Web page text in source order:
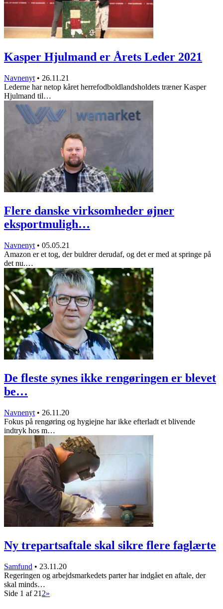
Kasper Hjulmand er Årets Leder 2021
Navnenyt • 26.11.21
Lederne har netop kåret herrefodboldlandsholdets træner Kasper
Hjulmand til…
Flere danske virksomheder øjner
eksportmuligh…
Navnenyt • 05.05.21
Amazon er et tog, der buldrer derudaf, og det er med at springe på
det nu.…
De fleste synes ikke rengøringen er blevet
be…
Navnenyt • 26.11.20
Fokus på rengøring og hygiejne har ikke efterladt et blivende
indtryk hos m…
Ny trepartsaftale skal sikre flere faglærte
Samfund • 23.11.20
Regeringen og arbejdsmarkedets parter har indgået en aftale, der
skal minds…
Side 1 af 21 2»